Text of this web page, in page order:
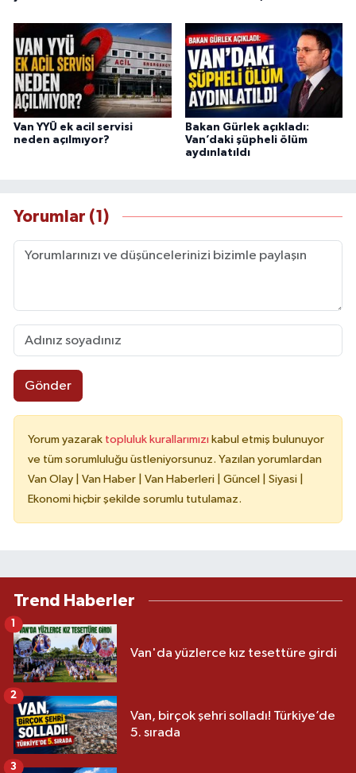
Van YYÜ ek acil servisi
neden açılmıyor?
Bakan Gürlek açıkladı:
Van’daki şüpheli ölüm
aydınlatıldı
Yorumlar (1)
Gönder
Yorum yazarak topluluk kurallarımızı kabul etmiş bulunuyor
ve tüm sorumluluğu üstleniyorsunuz. Yazılan yorumlardan
Van Olay | Van Haber | Van Haberleri | Güncel | Siyasi |
Ekonomi hiçbir şekilde sorumlu tutulamaz.
Trend Haberler
Van'da yüzlerce kız tesettüre girdi
1
Van, birçok şehri solladı! Türkiye’de
5. sırada
2
3